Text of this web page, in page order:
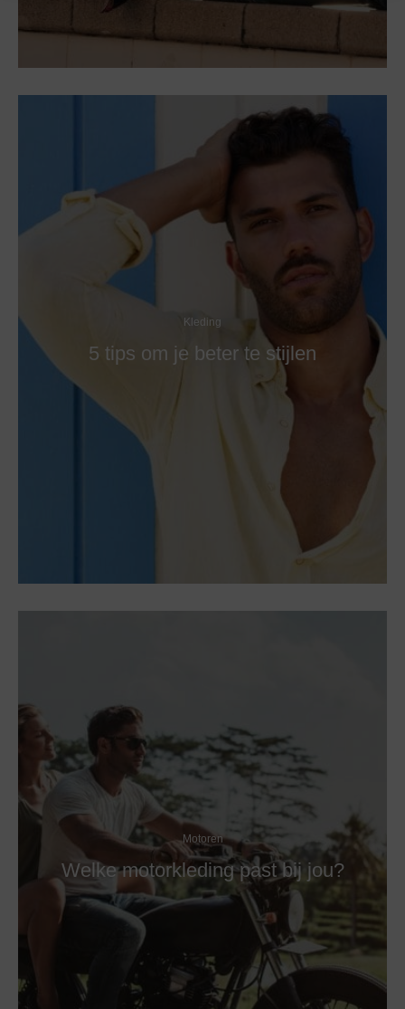
Kleding
5 tips om je beter te stijlen
Motoren
Welke motorkleding past bij jou?